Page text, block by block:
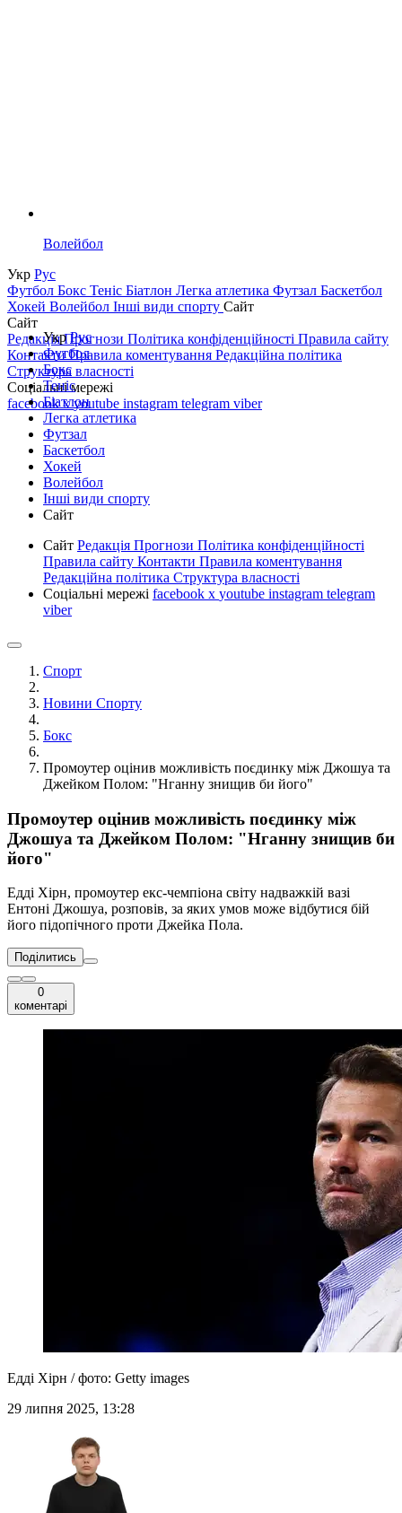
Волейбол
Укр Рус
Футбол Бокс Теніс Біатлон Легка атлетика Футзал Баскетбол
Хокей Волейбол Інші види спорту Сайт
Сайт
РедакціяПрогнози Політика конфіденційності Правила сайту
КонтактиПравила коментування Редакційна політика
Структура власності
Соціальні мережі
facebookxyoutube instagram telegram viber
УкрРус
Футбол
Бокс
Теніс
Біатлон
Легка атлетика
Футзал
Баскетбол
Хокей
Волейбол
Інші види спорту
Сайт
Сайт Редакція Прогнози Політика конфіденційності
Правила сайту Контакти Правила коментування
Редакційна політика Структура власності
Соціальні мережі facebook x youtube instagram telegram
viber
Спорт
Новини Спорту
Бокс
Промоутер оцінив можливість поєдинку між Джошуа та
Джейком Полом: "Нганну знищив би його"
Промоутер оцінив можливість поєдинку між
Джошуа та Джейком Полом: "Нганну знищив би
його"
Едді Хірн, промоутер екс-чемпіона світу надважкій вазі
Ентоні Джошуа, розповів, за яких умов може відбутися бій
його підопічного проти Джейка Пола.
Поділитись
0
коментарі
Едді Хірн / фото: Getty images
29 липня 2025, 13:28